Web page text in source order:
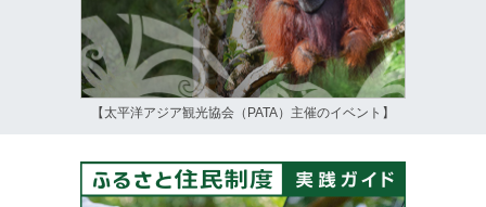
【太平洋アジア観光協会（PATA）主催のイベント】